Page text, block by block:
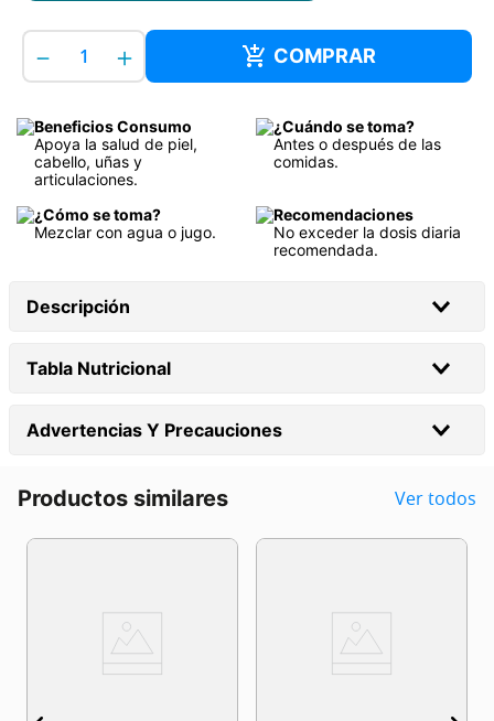
＋
－
Beneficios Consumo
Apoya la salud de piel,
cabello, uñas y
articulaciones.
¿Cuándo se toma?
Antes o después de las
comidas.
¿Cómo se toma?
Mezclar con agua o jugo.
Recomendaciones
No exceder la dosis diaria
recomendada.
Descripción
Tabla Nutricional
Advertencias Y Precauciones
Productos similares Ver todos